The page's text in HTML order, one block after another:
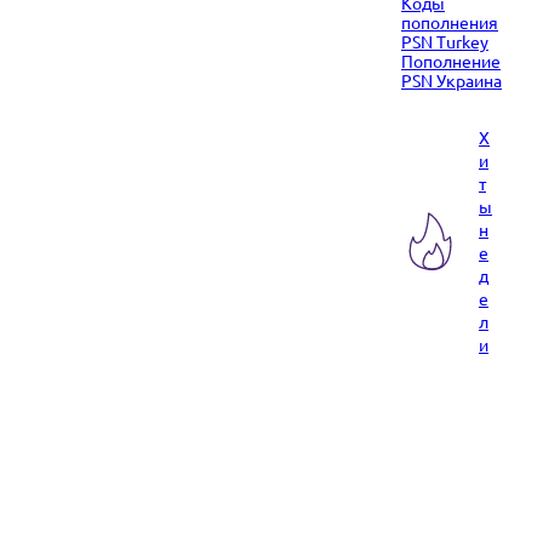
пополнения
PSN Turkey
Пополнение
PSN Украина
Х
и
т
ы
н
е
д
е
л
и